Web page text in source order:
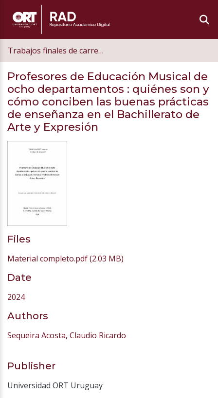
Trabajos finales de carrera de postgrado
Profesores de Educación Musical de
ocho departamentos : quiénes son y
cómo conciben las buenas prácticas
de enseñanza en el Bachillerato de
Arte y Expresión
Files
Material completo.pdf(2.03 MB)
Date
2024
Authors
Sequeira Acosta, Claudio Ricardo
Publisher
Universidad ORT Uruguay